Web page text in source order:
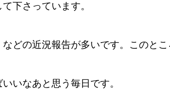
下さっています。
どの近況報告が多いです。このと
いなあと思う毎日です。